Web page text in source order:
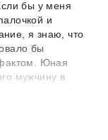
бы у меня
и
я знаю, что
бы
Юная
мужчину в
ключ от